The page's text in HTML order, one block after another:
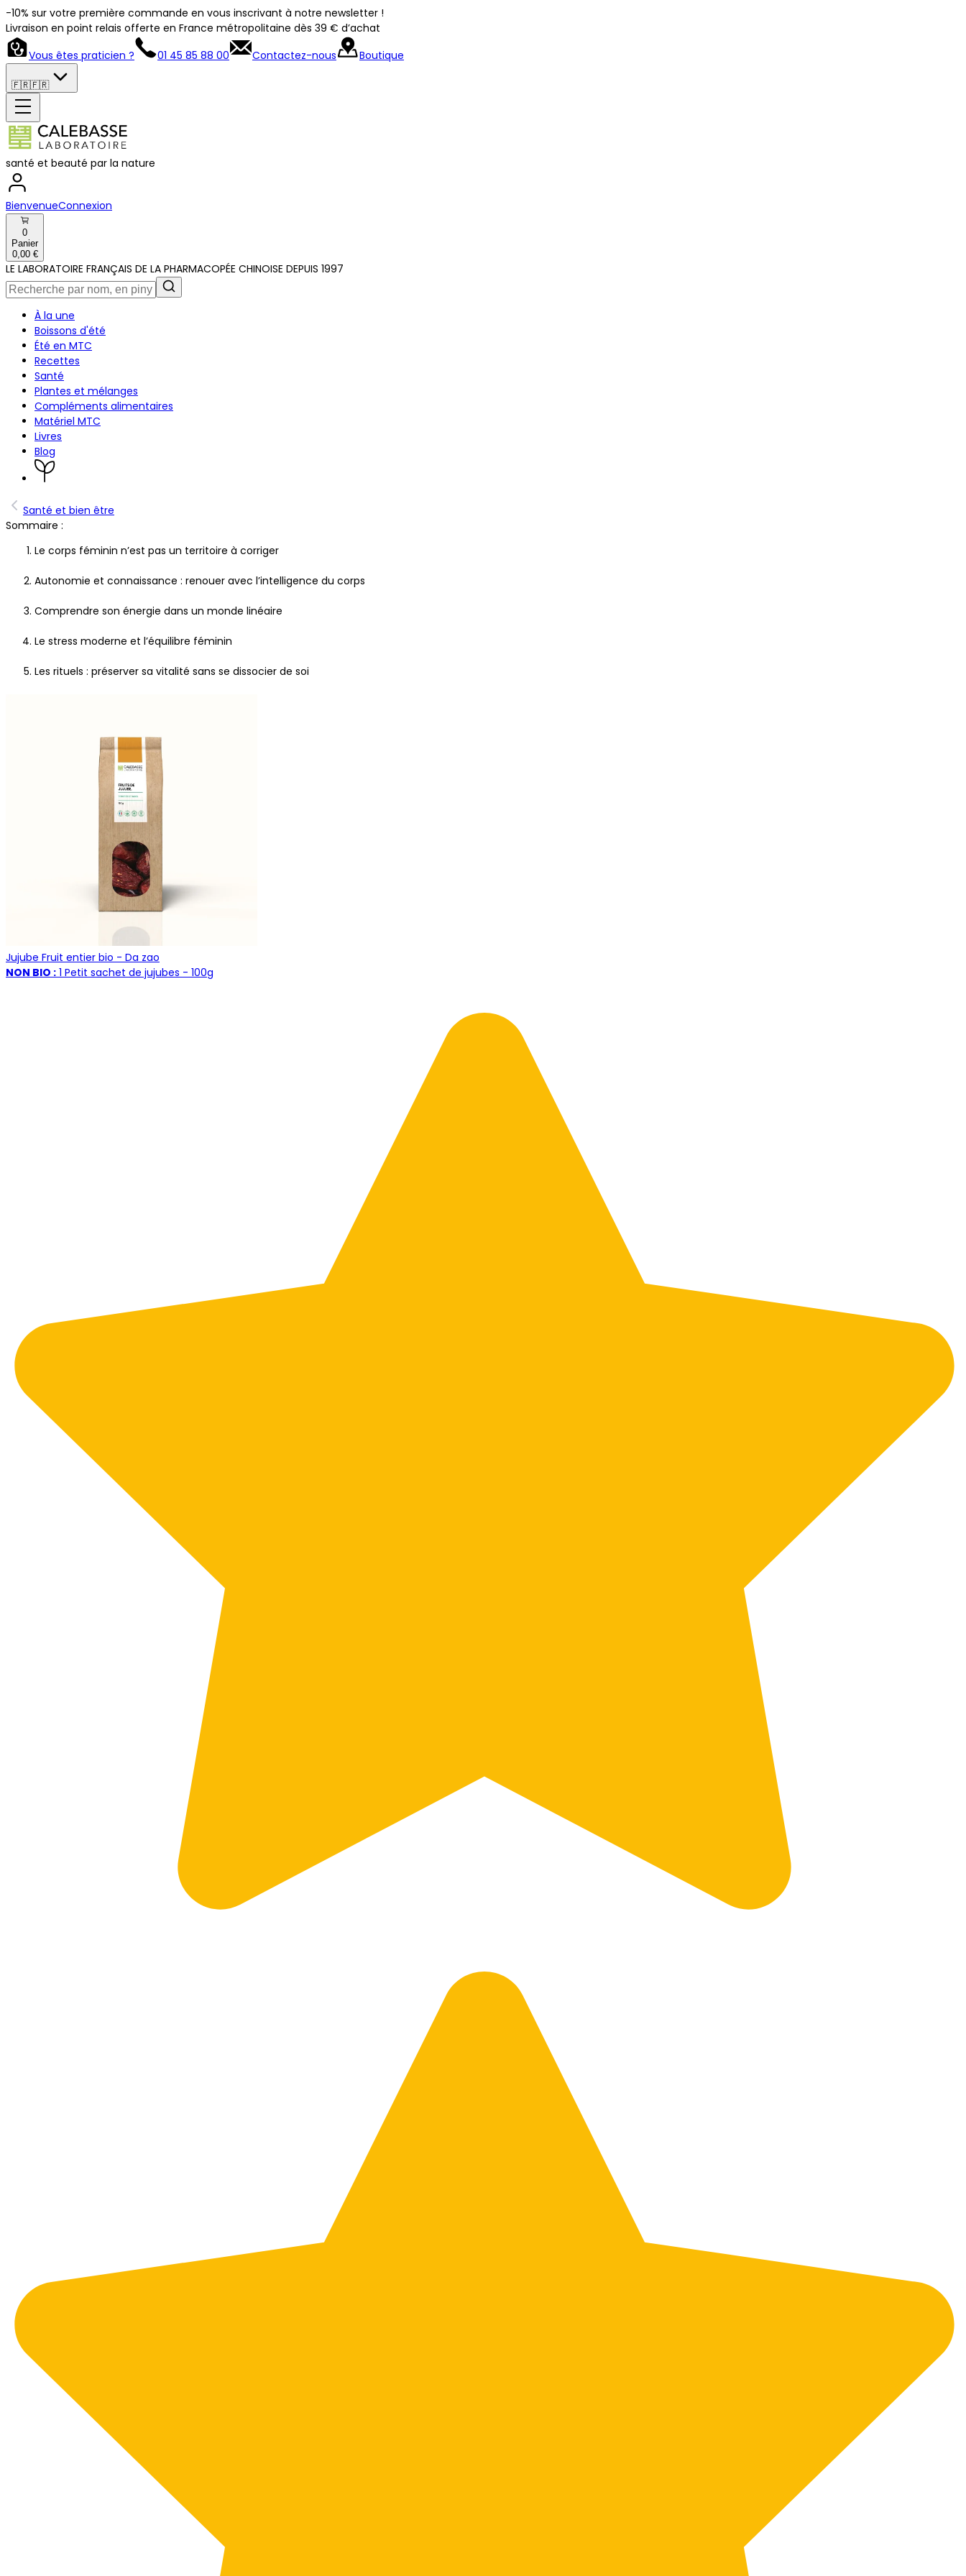
-10% sur votre première commande en vous inscrivant à notre newsletter !
Livraison en point relais offerte en France métropolitaine dès 39 € d’achat
Vous êtes praticien ?
01 45 85 88 00 Contactez-nous Boutique
🇫🇷🇫🇷
santé et beauté par la nature
BienvenueConnexion
0
Panier
0,00 €
LE LABORATOIRE FRANÇAIS DE LA PHARMACOPÉE CHINOISE DEPUIS 1997
À la une
Boissons d'été
Été en MTC
Recettes
Santé
Plantes et mélanges
Compléments alimentaires
Matériel MTC
Livres
Blog
Santé et bien être
Sommaire :
Le corps féminin n’est pas un territoire à corriger
Autonomie et connaissance : renouer avec l’intelligence du corps
Comprendre son énergie dans un monde linéaire
Le stress moderne et l’équilibre féminin
Les rituels : préserver sa vitalité sans se dissocier de soi
Jujube Fruit entier bio - Da zao
NON BIO : 1 Petit sachet de jujubes - 100g